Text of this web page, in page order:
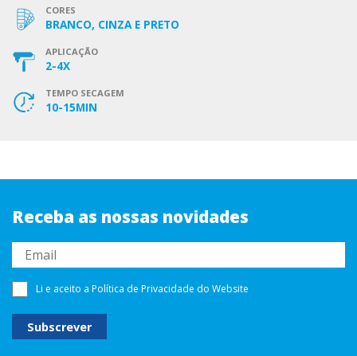
CORES
BRANCO, CINZA E PRETO
APLICAÇÃO
2-4X
TEMPO SECAGEM
10-15MIN
Receba as nossas novidades
Li e aceito a Política de Privacidade do Website